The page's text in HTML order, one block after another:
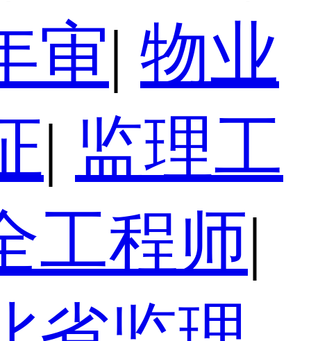
审| 物业
| 监理工
工程师|